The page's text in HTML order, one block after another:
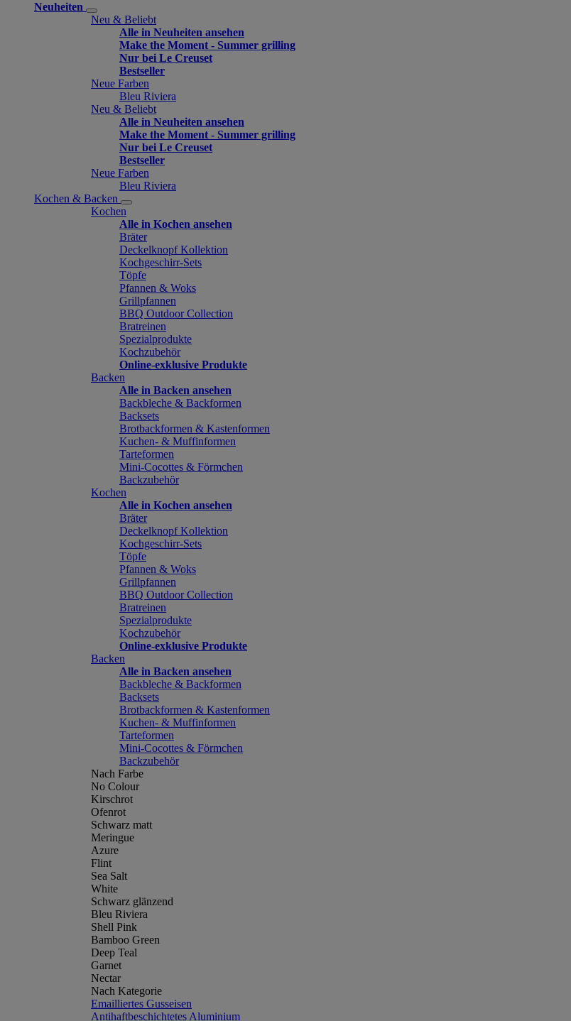
Neuheiten
Neu & Beliebt
Alle in Neuheiten ansehen
Make the Moment - Summer grilling
Nur bei Le Creuset
Bestseller
Neue Farben
Bleu Riviera
Neu & Beliebt
Alle in Neuheiten ansehen
Make the Moment - Summer grilling
Nur bei Le Creuset
Bestseller
Neue Farben
Bleu Riviera
Kochen & Backen
Kochen
Alle in Kochen ansehen
Bräter
Deckelknopf Kollektion
Kochgeschirr-Sets
Töpfe
Pfannen & Woks
Grillpfannen
BBQ Outdoor Collection
Bratreinen
Spezialprodukte
Kochzubehör
Online-exklusive Produkte
Backen
Alle in Backen ansehen
Backbleche & Backformen
Backsets
Brotbackformen & Kastenformen
Kuchen- & Muffinformen
Tarteformen
Mini-Cocottes & Förmchen
Backzubehör
Kochen
Alle in Kochen ansehen
Bräter
Deckelknopf Kollektion
Kochgeschirr-Sets
Töpfe
Pfannen & Woks
Grillpfannen
BBQ Outdoor Collection
Bratreinen
Spezialprodukte
Kochzubehör
Online-exklusive Produkte
Backen
Alle in Backen ansehen
Backbleche & Backformen
Backsets
Brotbackformen & Kastenformen
Kuchen- & Muffinformen
Tarteformen
Mini-Cocottes & Förmchen
Backzubehör
Nach Farbe
No Colour
Kirschrot
Ofenrot
Schwarz matt
Meringue
Azure
Flint
Sea Salt
White
Schwarz glänzend
Bleu Riviera
Shell Pink
Bamboo Green
Deep Teal
Garnet
Nectar
Nach Kategorie
Emailliertes Gusseisen
Antihaftbeschichtetes Aluminium